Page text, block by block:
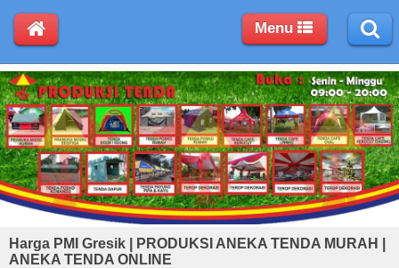
Harga PMI Gresik | PRODUKSI ANEKA TENDA MURAH |
ANEKA TENDA ONLINE
Menu